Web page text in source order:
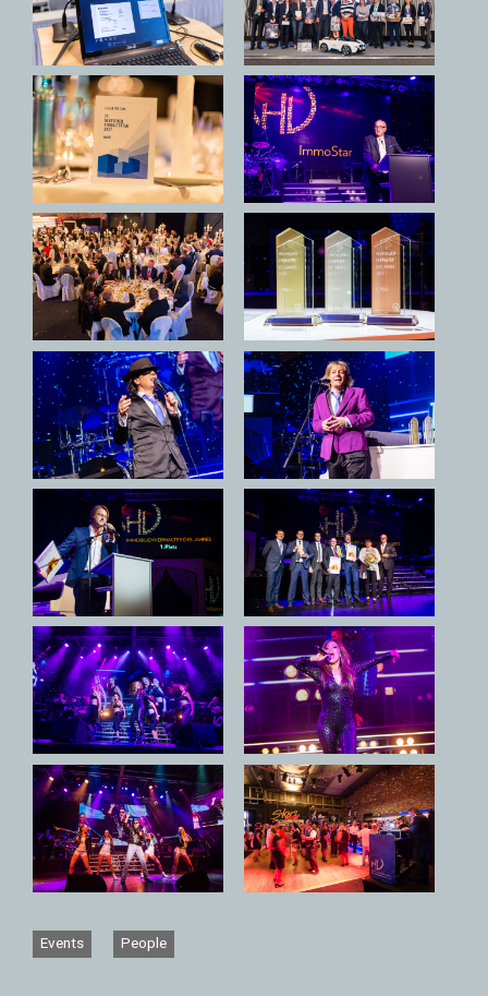
Events People